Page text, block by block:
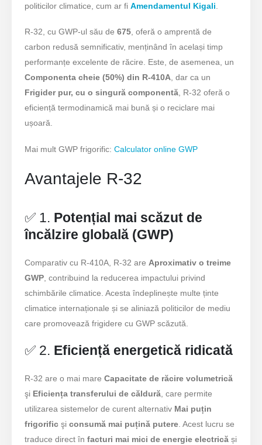
politicilor climatice, cum ar fiAmendamentul Kigali
R-32, cu GWP-ul său de675 , oferă o amprentă de
carbon redusă semnificativ, menținând în același timp
performanțe excelente de răcire. Este, de asemenea, un
Componenta cheie (50%) din R-410A , dar ca un
Frigider pur, cu o singură componentă , R-32 oferă o
eficiență termodinamică mai bună și o reciclare mai
ușoară.
Mai mult GWP frigorific:Calculator online GWP
Avantajele R-32
✅ 1. Potențial mai scăzut de
încălzire globală (GWP)
Comparativ cu R-410A, R-32 areAproximativ o treime
GWP, contribuind la reducerea impactului privind
schimbările climatice. Acesta îndeplinește multe ținte
climatice internaționale și se aliniază politicilor de mediu
care promovează frigidere cu GWP scăzută.
✅ 2. Eficiență energetică ridicată
R-32 are o mai mareCapacitate de răcire volumetrică
şi Eficiența transferului de căldură , care permite
utilizarea sistemelor de curent alternativ Mai puțin
frigorific şiconsumă mai puțină putere . Acest lucru se
traduce direct înfacturi mai mici de energie electrică și